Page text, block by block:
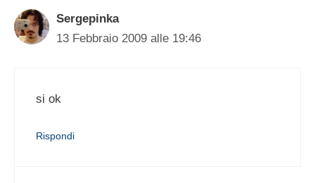
Sergepinka
13 Febbraio 2009 alle 19:46
si ok
Rispondi